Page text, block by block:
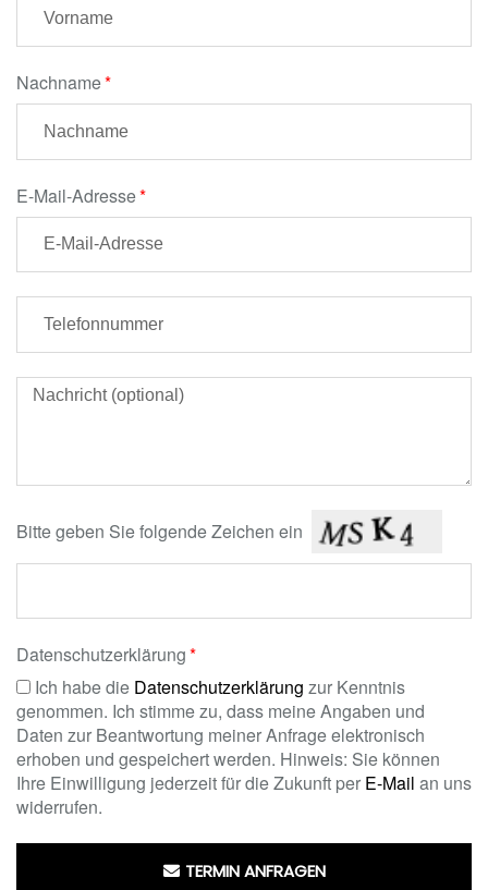
Nachname
E-Mail-Adresse
Bitte geben Sie folgende Zeichen ein
Datenschutzerklärung
Ich habe die Datenschutzerklärung zur Kenntnis
genommen. Ich stimme zu, dass meine Angaben und
Daten zur Beantwortung meiner Anfrage elektronisch
erhoben und gespeichert werden. Hinweis: Sie können
Ihre Einwilligung jederzeit für die Zukunft per E-Mail an uns
widerrufen.
TERMIN ANFRAGEN